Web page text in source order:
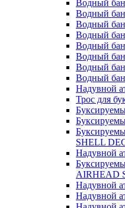
Водный
Водный
Водный
Водный
Водный
Водный
Водный
Водный
Надувной
Трос для
SHELL
Надувной
AIRHEAD
Надувной
Надувной